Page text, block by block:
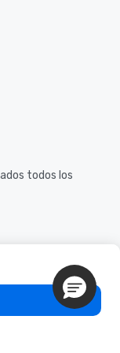
todos los